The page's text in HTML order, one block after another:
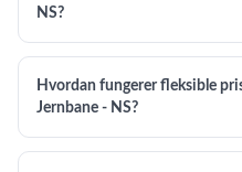
NS?
Hvordan fungerer fleksible
Jernbane - NS?